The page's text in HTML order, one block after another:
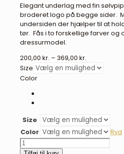
Elegant underlag med fin
broderet logo på begge sider.
undersiden der hjælper til at
tør. Fås i to forskellige farver og
dressurmodel.
200,00 kr. – 369,00 kr.
200,00 kr.
Size
Color
Size
Color
Ryd
BR
Becca